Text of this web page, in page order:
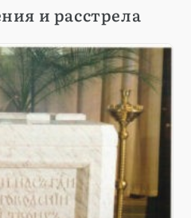
и расстрела